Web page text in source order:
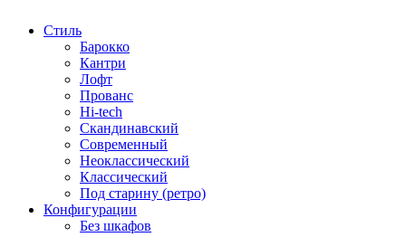
Стиль
Барокко
Кантри
Лофт
Прованс
Hi-tech
Скандинавский
Современный
Неоклассический
Классический
Под старину (ретро)
Конфигурации
Без шкафов